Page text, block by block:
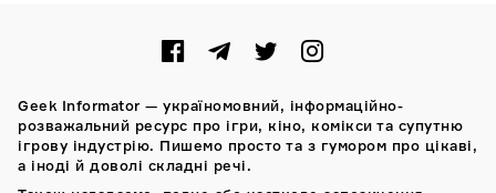
Geek Informator — україномовний, інформаційно-
розважальний ресурс про ігри, кіно, комікси та супутню
ігрову індустрію. Пишемо просто та з гумором про цікаві,
а іноді й доволі складні речі.